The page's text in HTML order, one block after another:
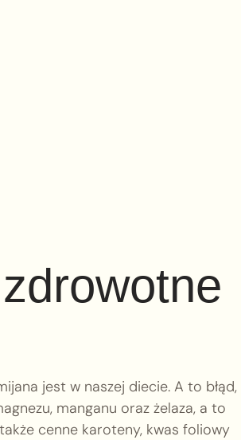
jest w naszej diecie. A to błąd,
manganu oraz żelaza, a to
cenne karoteny, kwas foliowy